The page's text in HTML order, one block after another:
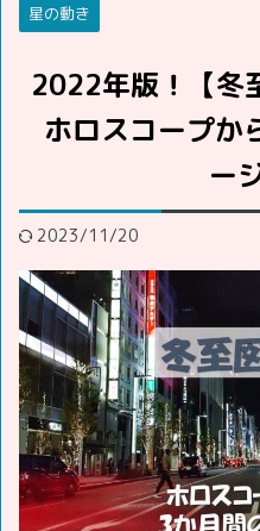
星の動き
2022年版！【冬
ホロスコープか
ー
2023/11/20